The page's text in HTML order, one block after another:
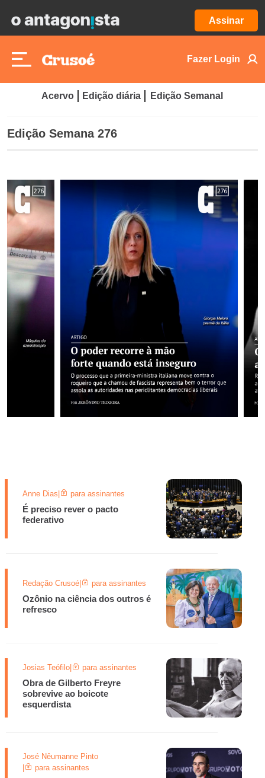
Assinar
Fazer Login
Acervo Edição diária Edição Semanal
Edição Semana 276
Anne Dias| para assinantes
É preciso rever o pacto
federativo
Redação Crusoé| para assinantes
Ozônio na ciência dos outros é
refresco
Josias Teófilo| para assinantes
Obra de Gilberto Freyre
sobrevive ao boicote
esquerdista
José Nêumanne Pinto
para assinantes